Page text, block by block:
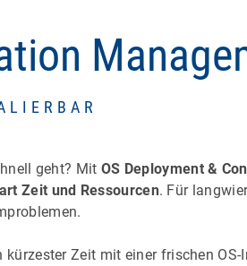
geht? Mit OS Deployment &
Zeit und Ressourcen. Für
kürzester Zeit mit einer frischen